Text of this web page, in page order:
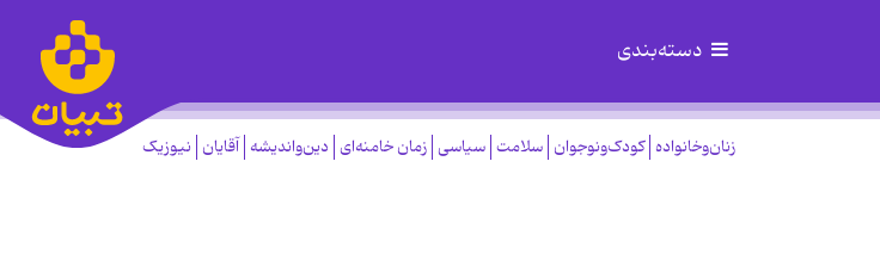
دسته‌بندی
زنان‌وخانواده کودک‌ونوجوان سلامت سیاسی زمان خامنه‌ای دین‌واندیشه آقایان نیوزیک